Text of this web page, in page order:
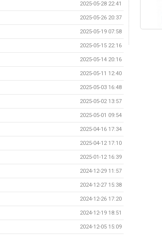
2025-05-28 22:41
2025-05-26 20:37
2025-05-19 07:58
2025-05-15 22:16
2025-05-14 20:16
2025-05-11 12:40
2025-05-03 16:48
2025-05-02 13:57
2025-05-01 09:54
2025-04-16 17:34
2025-04-12 17:10
2025-01-12 16:39
2024-12-29 11:57
2024-12-27 15:38
2024-12-26 17:20
2024-12-19 18:51
2024-12-05 15:09